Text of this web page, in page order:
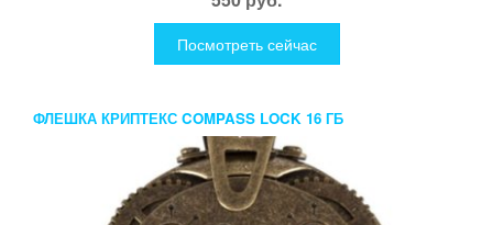
Посмотреть сейчас
ФЛЕШКА КРИПТЕКС COMPASS LOCK 16 ГБ